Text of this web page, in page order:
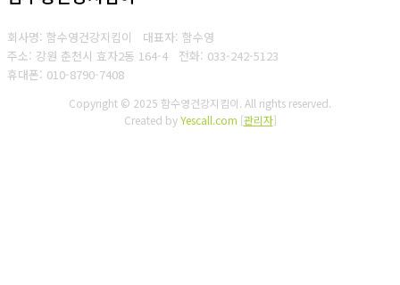
회사명: 함수영건강지킴이 대표자: 함수영
주소: 강원 춘천시 효자2동 164-4 전화: 033-242-5123
휴대폰: 010-8790-7408
Copyright © 2025 함수영건강지킴이. All rights reserved.
Created byYescall.com [관리자]